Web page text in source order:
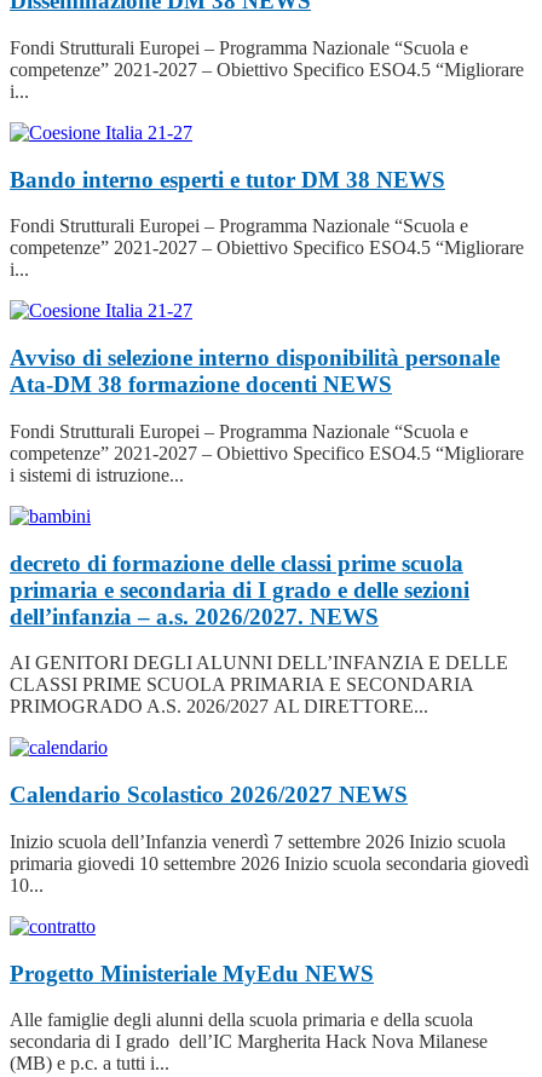
Fondi Strutturali Europei – Programma Nazionale “Scuola e
competenze” 2021-2027 – Obiettivo Specifico ESO4.5 “Migliorare
i...
Bando interno esperti e tutor DM 38 NEWS
Fondi Strutturali Europei – Programma Nazionale “Scuola e
competenze” 2021-2027 – Obiettivo Specifico ESO4.5 “Migliorare
i...
Avviso di selezione interno disponibilità personale
Ata-DM 38 formazione docenti NEWS
Fondi Strutturali Europei – Programma Nazionale “Scuola e
competenze” 2021-2027 – Obiettivo Specifico ESO4.5 “Migliorare
i sistemi di istruzione...
decreto di formazione delle classi prime scuola
primaria e secondaria di I grado e delle sezioni
dell’infanzia – a.s. 2026/2027. NEWS
AI GENITORI DEGLI ALUNNI DELL’INFANZIA E DELLE
CLASSI PRIME SCUOLA PRIMARIA E SECONDARIA
PRIMOGRADO A.S. 2026/2027 AL DIRETTORE...
Calendario Scolastico 2026/2027 NEWS
Inizio scuola dell’Infanzia venerdì 7 settembre 2026 Inizio scuola
primaria giovedi 10 settembre 2026 Inizio scuola secondaria giovedì
10...
Progetto Ministeriale MyEdu NEWS
Alle famiglie degli alunni della scuola primaria e della scuola
secondaria di I grado dell’IC Margherita Hack Nova Milanese
(MB) e p.c. a tutti i...